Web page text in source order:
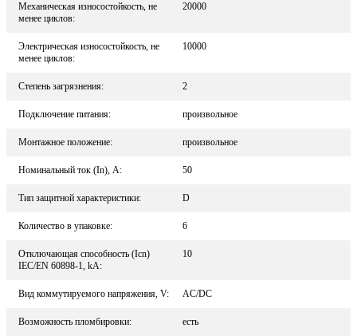
Механическая износостойкость, не
менее циклов:
20000
Электрическая износостойкость, не
менее циклов:
10000
Степень загрязнения: 2
Подключение питания: произвольное
Монтажное положение: произвольное
Номинальный ток (In), A: 50
Тип защитной характеристики: D
Количество в упаковке: 6
Отключающая способность (Icn)
IEC/EN 60898-1, kA:
10
Вид коммутируемого напряжения, V: AC/DC
Возможность пломбировки: есть